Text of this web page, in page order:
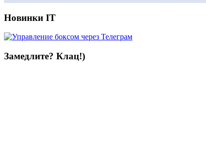
Новинки IT
Замедлите? Клац!)